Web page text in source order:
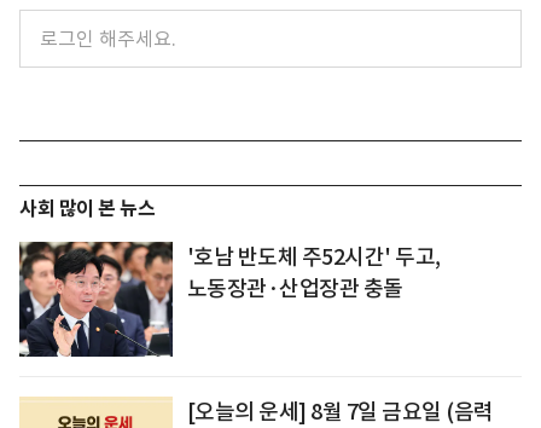
사회 많이 본 뉴스
'호남 반도체 주52시간' 두고,
노동장관·산업장관 충돌
[오늘의 운세] 8월 7일 금요일 (음력